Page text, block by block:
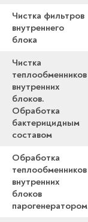
Чистка фильтров
внутреннего
блока
Чистка
теплообменников
внутренних
блоков.
Обработка
бактерицидным
составом
Обработка
теплообменников
внутренних
блоков
парогенератором